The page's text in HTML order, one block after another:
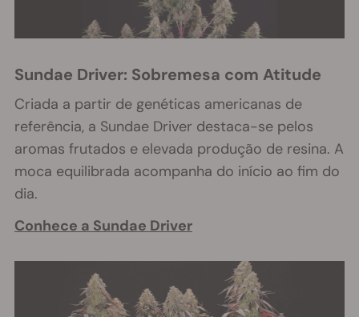
Sundae Driver: Sobremesa com Atitude
Criada a partir de genéticas americanas de
referência, a Sundae Driver destaca-se pelos
aromas frutados e elevada produção de resina. A
moca equilibrada acompanha do início ao fim do
dia.
Conhece a Sundae Driver